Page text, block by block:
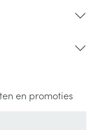
en promoties